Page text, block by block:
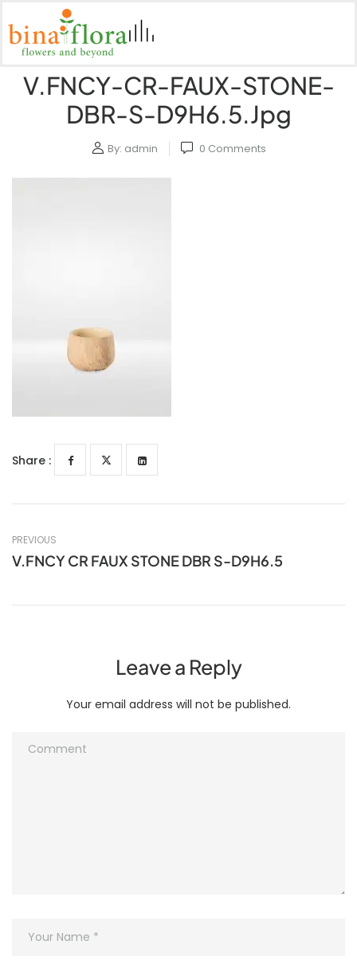
V.FNCY-CR-FAUX-STONE-
DBR-S-D9H6.5.jpg
By: admin 0 Comments
Share :
PREVIOUS
V.FNCY CR FAUX STONE DBR S-D9H6.5
Leave a Reply
Your email address will not be published.